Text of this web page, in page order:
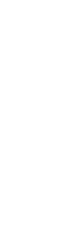
വ്യാപകമായ